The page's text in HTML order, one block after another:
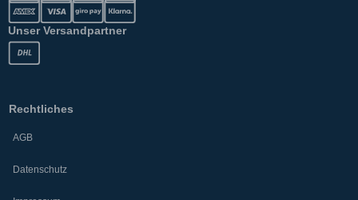
Unser Versandpartner
Rechtliches
AGB
Datenschutz